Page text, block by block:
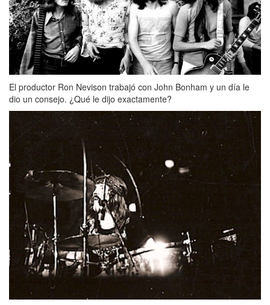
El productor Ron Nevison trabajó con John Bonham y un día le
dio un consejo. ¿Qué le dijo exactamente?